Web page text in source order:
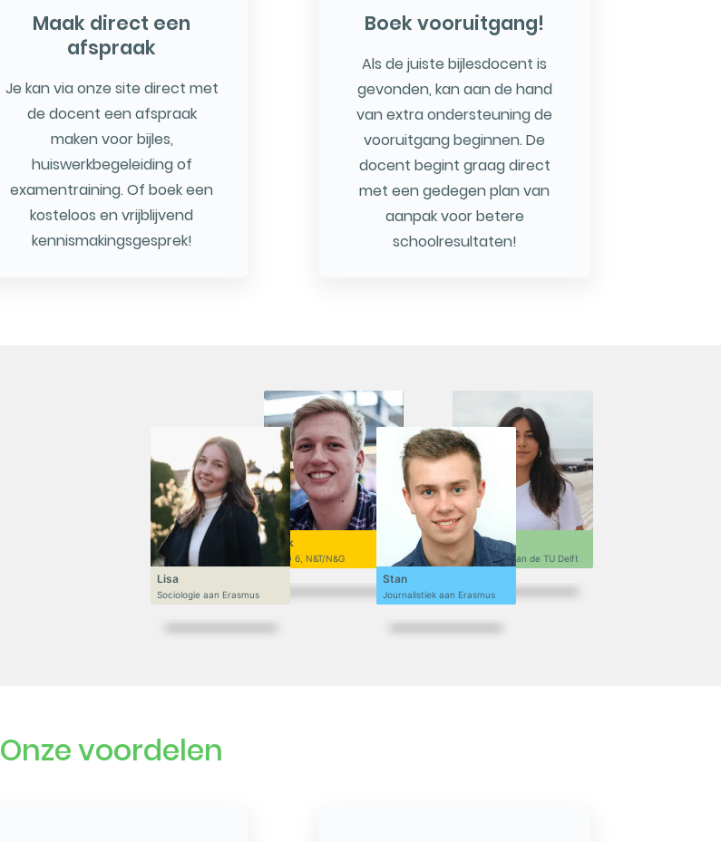
Maak direct een
afspraak
Je kan via onze site direct met
de docent een afspraak
maken voor bijles,
huiswerkbegeleiding of
examentraining. Of boek een
kosteloos en vrijblijvend
kennismakingsgesprek!
Boek vooruitgang!
Als de juiste bijlesdocent is
gevonden, kan aan de hand
van extra ondersteuning de
vooruitgang beginnen. De
docent begint graag direct
met een gedegen plan van
aanpak voor betere
schoolresultaten!
Niek
VWO 6, N&T/N&G
Lisa
Sociologie aan Erasmus
Sofi
Ontwerpen aan de TU Delft
Stan
Journalistiek aan Erasmus
Onze voordelen